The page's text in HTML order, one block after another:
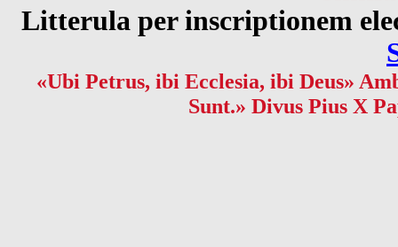
Litterula per inscriptionem
«Ubi Petrus, ibi Ecclesia, ibi Deus»
Sunt.» Divus Pius X